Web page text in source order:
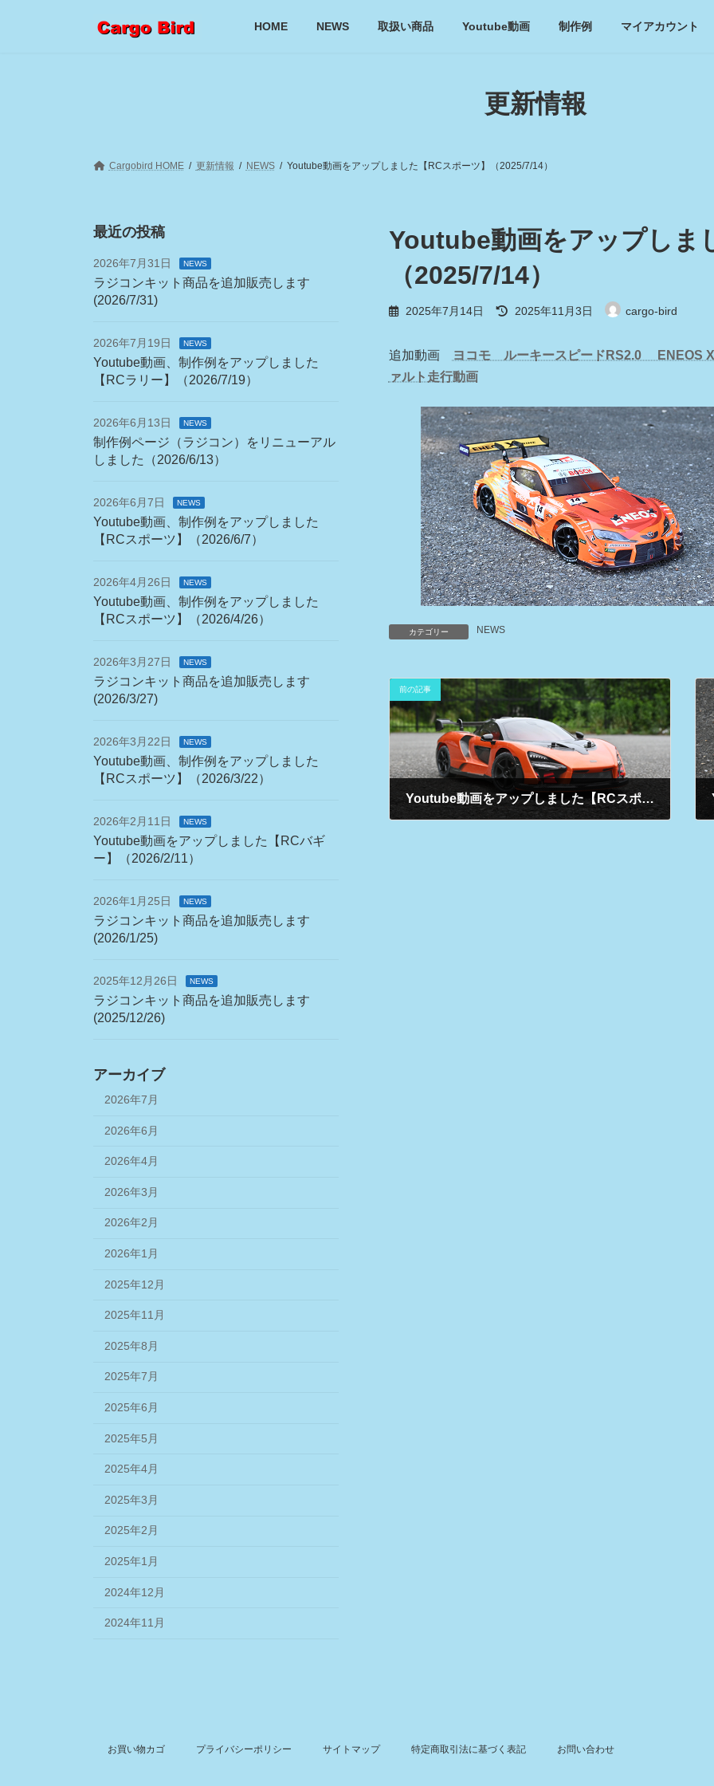
HOME NEWS 取扱い商品 Youtube動画 制作例 マイアカウント
更新情報
Cargobird HOME 更新情報 NEWS Youtube動画をアップしました【RCスポーツ】（2025/7/14）
Youtube動画をアップしま
（2025/7/14）
2025年7月14日
最
終
日
2025年11月3日 cargo-bird
追加動画
ヨコモ ルーキースピードRS2.0 ENEOS
ァルト走行動画
カテゴリー NEWS
前の記事
Youtube動画をアップしました【RCスポーツ】（2025/6/9）
最近の投稿
2026年7月31日 NEWS
ラジコンキット商品を追加販売します
(2026/7/31)
2026年7月19日 NEWS
Youtube動画、制作例をアップしました
【RCラリー】（2026/7/19）
2026年6月13日 NEWS
制作例ページ（ラジコン）をリニューアル
しました（2026/6/13）
2026年6月7日 NEWS
Youtube動画、制作例をアップしました
【RCスポーツ】（2026/6/7）
2026年4月26日 NEWS
Youtube動画、制作例をアップしました
【RCスポーツ】（2026/4/26）
2026年3月27日 NEWS
ラジコンキット商品を追加販売します
(2026/3/27)
2026年3月22日 NEWS
Youtube動画、制作例をアップしました
【RCスポーツ】（2026/3/22）
2026年2月11日 NEWS
Youtube動画をアップしました【RCバギ
ー】（2026/2/11）
2026年1月25日 NEWS
ラジコンキット商品を追加販売します
(2026/1/25)
2025年12月26日 NEWS
ラジコンキット商品を追加販売します
(2025/12/26)
アーカイブ
2026年7月
2026年6月
2026年4月
2026年3月
2026年2月
2026年1月
2025年12月
2025年11月
2025年8月
2025年7月
2025年6月
2025年5月
2025年4月
2025年3月
2025年2月
2025年1月
2024年12月
2024年11月
お買い物カゴ プライバシーポリシー サイトマップ 特定商取引法に基づく表記 お問い合わせ